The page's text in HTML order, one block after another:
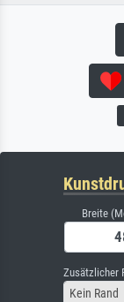
Breite
Zusätzlicher
Kein Rand